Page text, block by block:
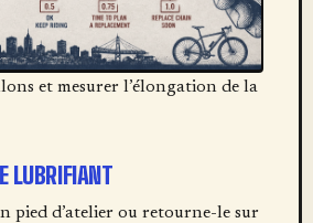
et mesurer l’élongation de la
LUBRIFIANT
pied d’atelier ou retourne-le sur